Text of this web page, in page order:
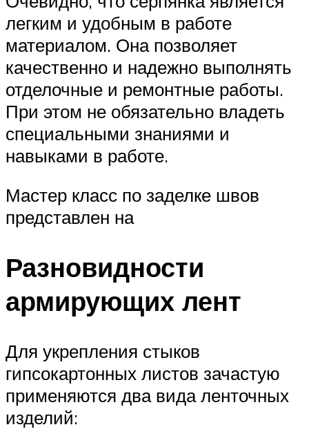
легким и удобным в работе
материалом. Она позволяет
качественно и надежно выполнять
отделочные и ремонтные работы.
При этом не обязательно владеть
специальными знаниями и
навыками в работе.
Мастер класс по заделке швов
представлен на
Разновидности
армирующих лент
Для укрепления стыков
гипсокартонных листов зачастую
применяются два вида ленточных
изделий: